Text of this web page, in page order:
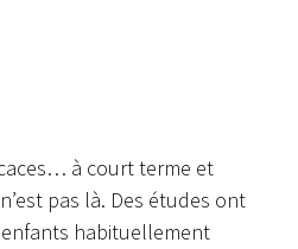
à court terme et
pas là. Des études ont
habituellement